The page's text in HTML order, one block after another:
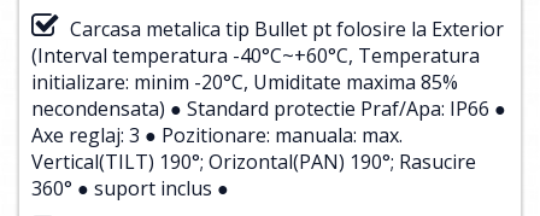
Carcasa metalica tip Bullet pt folosire la Exterior
(Interval temperatura -40°C~+60°C, Temperatura
initializare: minim -20°C, Umiditate maxima 85%
necondensata) ● Standard protectie Praf/Apa: IP66 ●
Axe reglaj: 3 ● Pozitionare: manuala: max.
Vertical(TILT) 190°; Orizontal(PAN) 190°; Rasucire
360° ● suport inclus ●